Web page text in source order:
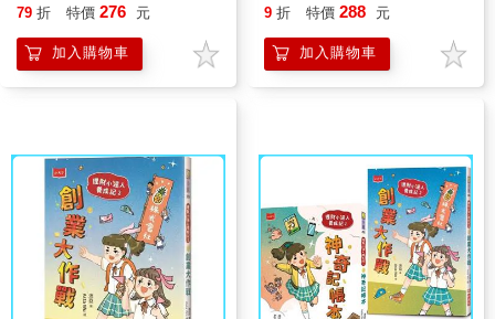
79 折 特價 276 元
加入購物車
9 折 特價 288 元
加入購物車